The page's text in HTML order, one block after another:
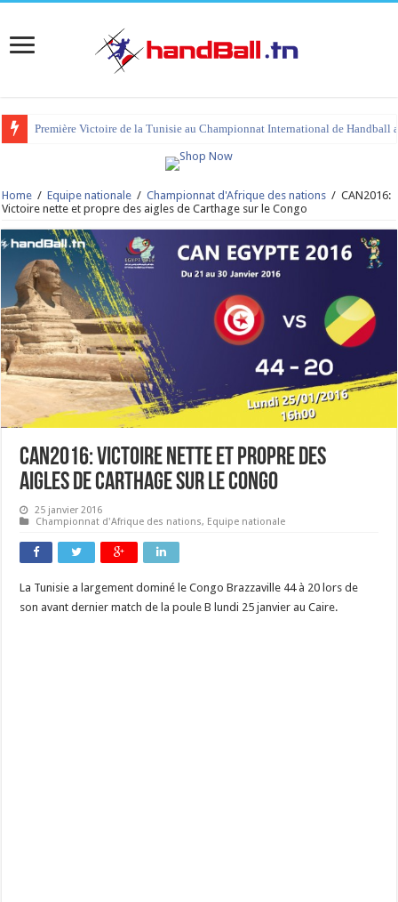
tournoi international Hammamet 2023 : programme et liste des joueurs
Home / Equipe nationale / Championnat d'Afrique des nations / CAN2016:
Victoire nette et propre des aigles de Carthage sur le Congo
CAN2016: Victoire nette et propre des
aigles de Carthage sur le Congo
25 janvier 2016
Championnat d'Afrique des nations, Equipe nationale
La Tunisie a largement dominé le Congo Brazzaville 44 à 20 lors de
son avant dernier match de la poule B lundi 25 janvier au Caire.